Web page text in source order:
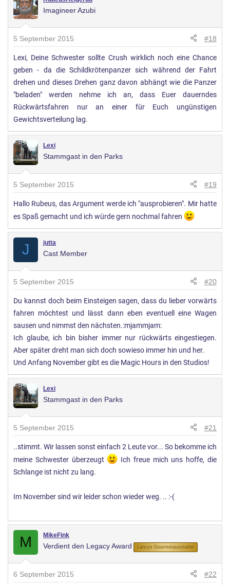
Imagineer Azubi
5 September 2015 #18
Lexi, Deine Schwester sollte Crush wirklich noch eine Chance
geben - da die Schildkrötenpanzer sich während der Fahrt
drehen und dieses Drehen ganz davon abhängt wie die Panzer
"beladen" werden nehme ich an, dass Euer dauerndes
Rückwärtsfahren nur an einer für Euch ungünstigen
Gewichtsverteilung lag.
Lexi
Stammgast in den Parks
5 September 2015 #19
Hallo Rubeus, das Argument werde ich "ausprobieren". Mir hatte
es Spaß gemacht und ich würde gern nochmal fahren
J jutta
Cast Member
5 September 2015 #20
Du kannst doch beim Einsteigen sagen, dass du lieber vorwärts
fahren möchtest und lässt dann eben eventuell eine Wagen
sausen und nimmst den nächsten.:mjammjam:
Ich glaube, ich bin bisher immer nur rückwärts eingestiegen.
Aber später dreht man sich doch sowieso immer hin und her.
Und Anfang November gibt es die Magic Hours in den Studios!
Lexi
Stammgast in den Parks
5 September 2015 #21
..stimmt. Wir lassen sonst einfach 2 Leute vor... So bekomme ich
meine Schwester überzeugt
Ich freue mich uns hoffe, die
Schlange ist nicht zu lang.
Im November sind wir leider schon wieder weg. .. :-(
M MikeFink
Verdient den Legacy Award Lancys Gourmetausstatter
6 September 2015 #22